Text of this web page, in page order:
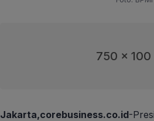
750 x 100
Jakarta,corebusiness.co.id-